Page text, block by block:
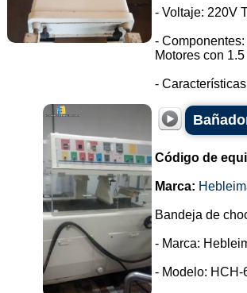
- Voltaje: 220V
-
Motores con
-
Código de
Marca:
Bandeja de
- Marca:
- Modelo: HCH-